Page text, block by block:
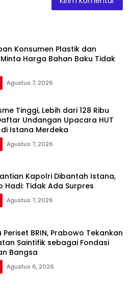
Konsumen Plastik dan
Harga Bahan Baku Tidak
Agustus 7, 2026
Tinggi, Lebih dari 128 Ribu
Undangan Upacara HUT
di Istana Merdeka
Agustus 7, 2026
Kapolri Dibantah Istana,
Hadi: Tidak Ada Surpres
Agustus 7, 2026
Periset BRIN, Prabowo Tekankan
Saintifik sebagai Fondasi
Bangsa
Agustus 6, 2026